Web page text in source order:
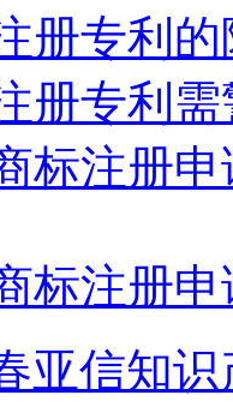
册专利
册专利
标注册
标注册
亚信知